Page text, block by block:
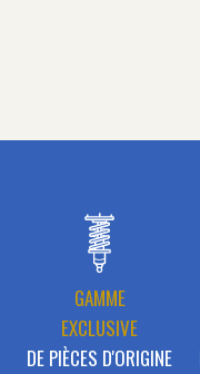
GAMME
EXCLUSIVE
DE PIÈCES D'ORIGINE